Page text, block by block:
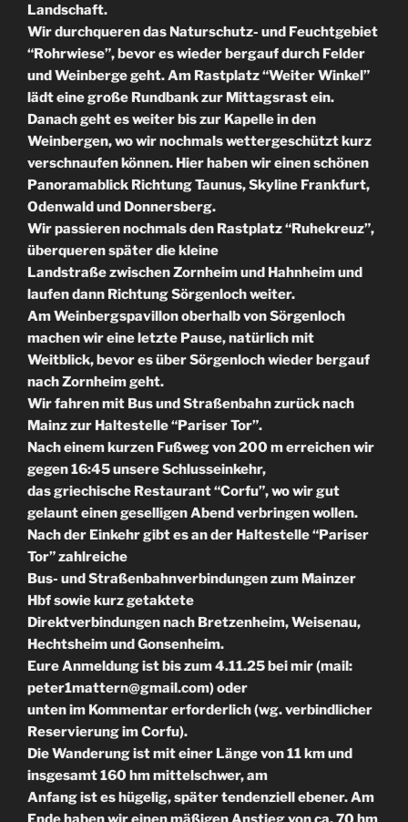
Landschaft.
Wir durchqueren das Naturschutz- und Feuchtgebiet
“Rohrwiese”, bevor es wieder bergauf durch Felder
und Weinberge geht. Am Rastplatz “Weiter Winkel”
lädt eine große Rundbank zur Mittagsrast ein.
Danach geht es weiter bis zur Kapelle in den
Weinbergen, wo wir nochmals wettergeschützt kurz
verschnaufen können. Hier haben wir einen schönen
Panoramablick Richtung Taunus, Skyline Frankfurt,
Odenwald und Donnersberg.
Wir passieren nochmals den Rastplatz “Ruhekreuz”,
überqueren später die kleine
Landstraße zwischen Zornheim und Hahnheim und
laufen dann Richtung Sörgenloch weiter.
Am Weinbergspavillon oberhalb von Sörgenloch
machen wir eine letzte Pause, natürlich mit
Weitblick, bevor es über Sörgenloch wieder bergauf
nach Zornheim geht.
Wir fahren mit Bus und Straßenbahn zurück nach
Mainz zur Haltestelle “Pariser Tor”.
Nach einem kurzen Fußweg von 200 m erreichen wir
gegen 16:45 unsere Schlusseinkehr,
das griechische Restaurant “Corfu”, wo wir gut
gelaunt einen geselligen Abend verbringen wollen.
Nach der Einkehr gibt es an der Haltestelle “Pariser
Tor” zahlreiche
Bus- und Straßenbahnverbindungen zum Mainzer
Hbf sowie kurz getaktete
Direktverbindungen nach Bretzenheim, Weisenau,
Hechtsheim und Gonsenheim.
Eure Anmeldung ist bis zum 4.11.25 bei mir (mail:
peter1mattern@gmail.com) oder
unten im Kommentar erforderlich (wg. verbindlicher
Reservierung im Corfu).
Die Wanderung ist mit einer Länge von 11 km und
insgesamt 160 hm mittelschwer, am
Anfang ist es hügelig, später tendenziell ebener. Am